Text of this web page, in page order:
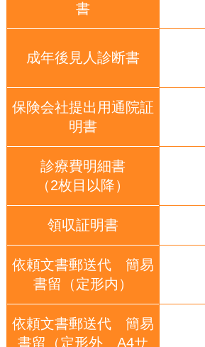
書
成年後見人診断書
保険会社提出用通院証
明書
診療費明細書
（2枚目以降）
領収証明書
依頼文書郵送代 簡易
書留（定形内）
依頼文書郵送代 簡易
書留（定形外 A4サ